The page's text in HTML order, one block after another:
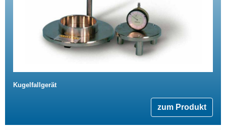
Kugelfallgerät
zum Produkt